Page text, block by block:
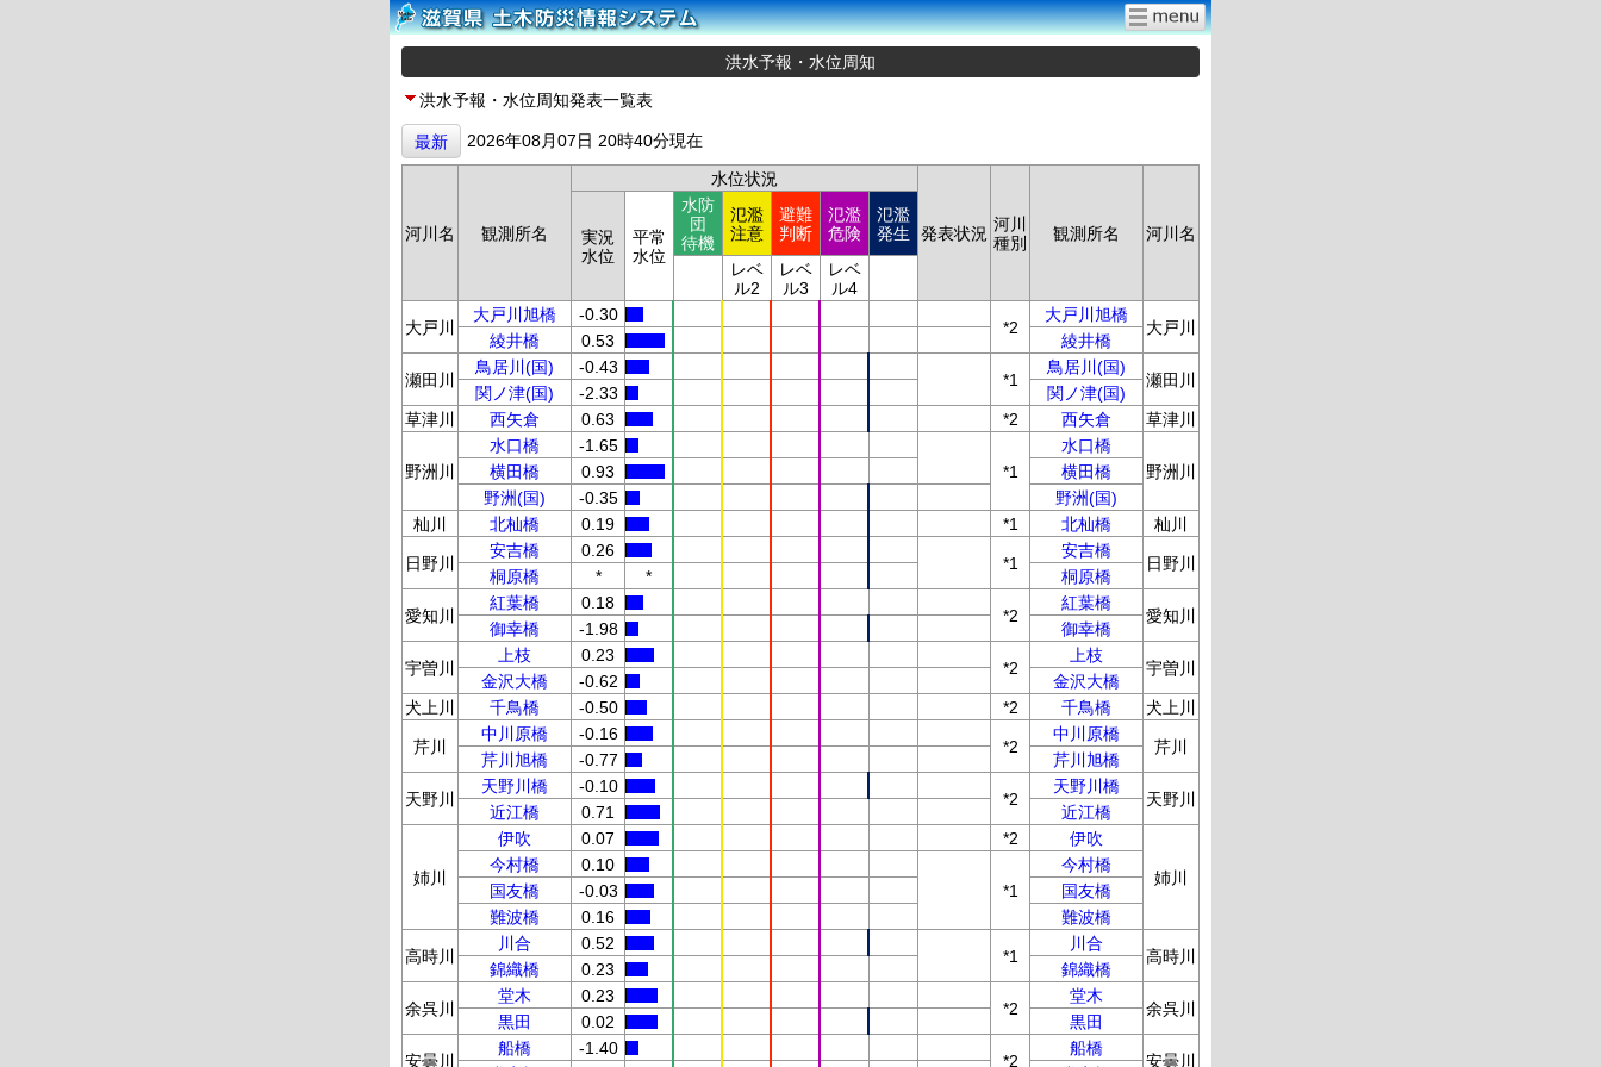
洪水予報・水位周知
洪水予報・水位周知発表一覧表
最新 2026年08月07日 20時40分現在
河川名 観測所名
水位状況
発表状況 河川
種別
観測所名 河川名
実況
水位
平常
水位
水防
団
待機
氾濫
注意
避難
判断
氾濫
危険
氾濫
発生
レベ
ル2
レベ
ル3
レベ
ル4
大戸川
大戸川旭橋 -0.30
*2
大戸川旭橋
大戸川
綾井橋 0.53 綾井橋
瀬田川
鳥居川(国) -0.43
*1
鳥居川(国)
瀬田川
関ノ津(国) -2.33
関ノ津(国)
草津川
西矢倉 0.63 *2 西矢倉 草津川
野洲川
水口橋
-1.65
*1
水口橋
野洲川
横田橋 0.93
横田橋
野洲(国)
-0.35
野洲(国)
杣川
北杣橋 0.19 *1 北杣橋 杣川
日野川
安吉橋 0.26
*1
安吉橋
日野川
桐原橋 * * 桐原橋
愛知川
紅葉橋 0.18
*2
紅葉橋
愛知川
御幸橋 -1.98 御幸橋
宇曽川
上枝 0.23
*2
上枝
宇曽川
金沢大橋 -0.62
金沢大橋
犬上川
千鳥橋 -0.50 *2 千鳥橋 犬上川
芹川
中川原橋 -0.16
*2
中川原橋
芹川
芹川旭橋 -0.77 芹川旭橋
天野川
天野川橋 -0.10
*2
天野川橋
天野川
近江橋 0.71 近江橋
姉川
伊吹 0.07 *2 伊吹
姉川
今村橋
0.10
*1
今村橋
国友橋
-0.03
国友橋
難波橋
0.16 難波橋
高時川
川合 0.52
*1
川合
高時川
錦織橋 0.23 錦織橋
余呉川
堂木 0.23
*2
堂木
余呉川
黒田 0.02 黒田
安曇川
船橋 -1.40
*2
船橋
安曇川